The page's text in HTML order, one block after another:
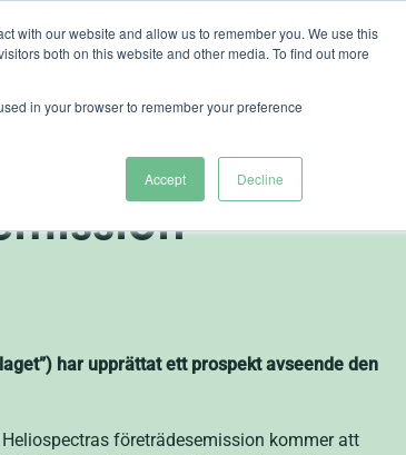
with our website and allow us to remember you. We use this
both on this website and other media. To find out more
in your browser to remember your preference
Accept Decline
about Heliospectra
prospekt
har upprättat ett prospekt avseende den
företrädesemission kommer att